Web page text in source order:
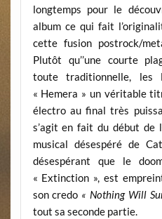
longtemps pour le
album ce qui fait
cette fusion postrock/
Plutôt qu’’une courte
toute traditionnelle, les
« Hemera » un véritable
électro au final très
s’agit en fait du début de
musical désespéré de
désespérant que le
« Extinction », est
son credo « Nothing Will
tout sa seconde partie.